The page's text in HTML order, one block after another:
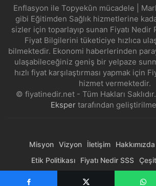
Enflasyon ile Topyekûn mücadele |
gibi Eğitimden Sağlık hizmetlerine
sizler için toparlayıp sunan Fiyatı Nedir
Fiyat Bilgilerini tüketiciye hızlıca
bilmektedir. Ekonomi haberlerinden
ulaşabileceğiniz geniş bir yelpaze
hızlı fiyat karşılaştırması yapmak için
hizmet vermektedir.
© fiyatinedir.net - Tüm Hakları
Ekspertarafından
Misyon Vizyon İletişim Hakkımızda
Etik Politikası
Fiyatı Nedir SSS